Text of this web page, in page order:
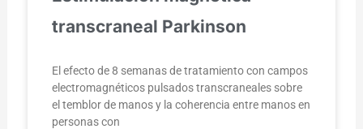
transcraneal Parkinson
El efecto de 8 semanas de tratamiento con campos
electromagnéticos pulsados transcraneales sobre
el temblor de manos y la coherencia entre manos en
personas con